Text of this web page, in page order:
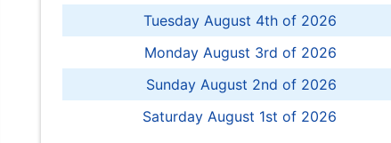
Tuesday August 4th of 2026
Monday August 3rd of 2026
Sunday August 2nd of 2026
Saturday August 1st of 2026